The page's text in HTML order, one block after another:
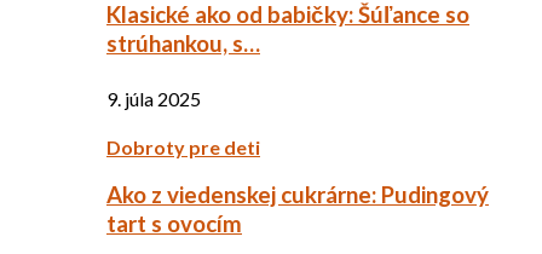
Klasické ako od babičky: Šúľance so
strúhankou, s…
9. júla 2025
Dobroty pre deti
Ako z viedenskej cukrárne: Pudingový
tart s ovocím